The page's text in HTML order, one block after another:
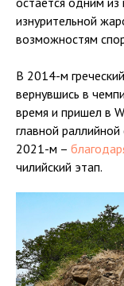
изнурительной
возможностям
В 2014-м
вернувшись в
время и пришел в
главной
2021-м –
чилийский этап.